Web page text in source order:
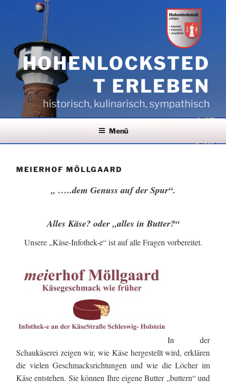
HOHENLOCKSTED
T ERLEBEN
historisch, kulinarisch, sympathisch
Menü
MEIERHOF MÖLLGAARD
„ …..dem Genuss auf der Spur“.
Alles Käse? oder „alles in Butter?“
Unsere „Käse-Infothek-e“ ist auf alle Fragen vorbereitet.
In der
Schaukäserei zeigen wir, wie Käse hergestellt wird, erklären
die vielen Geschmacksrichtungen und wie die Löcher im
Käse entstehen. Sie können Ihre eigene Butter „buttern“ und